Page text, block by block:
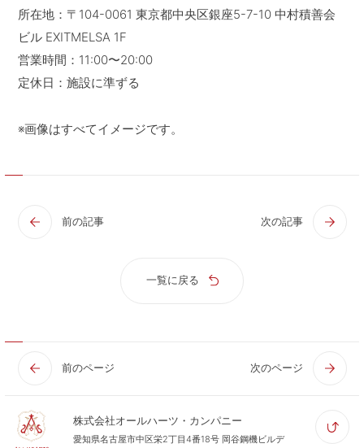
所在地：〒104-0061 東京都中央区銀座5-7-10 中村積善会
ビル EXITMELSA 1F
営業時間：11:00〜20:00
定休日：施設に準ずる
※画像はすべてイメージです。
前の記事
一覧に戻る
次の記事
前のページ 次のページ
株式会社オールハーツ・カンパニー
愛知県名古屋市中区栄2丁目4番18号 岡谷鋼機ビルデ